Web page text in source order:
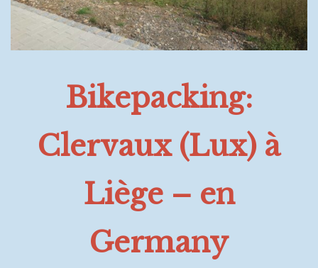
Bikepacking:
Clervaux (Lux) à
Liège – en
Germany